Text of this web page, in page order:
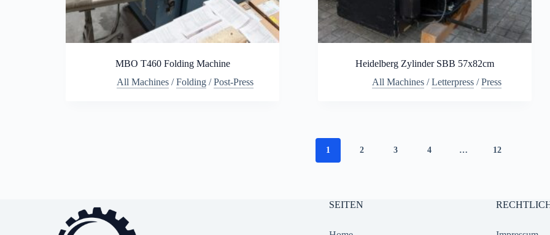
MBO T460 Folding Machine
All Machines/Folding/Post-Press
Heidelberg Zylinder SBB 57x82cm
All Machines /Letterpress /Press
1 2 3 4 … 12
SEITEN